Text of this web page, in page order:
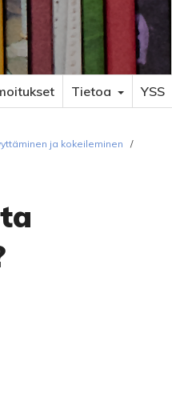
Tietoa YSS
ja kokeileminen
/